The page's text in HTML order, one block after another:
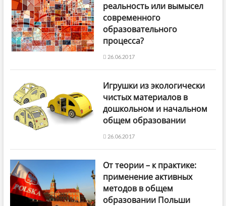
реальность или вымысел
современного
образовательного
процесса?
26.06.2017
Игрушки из экологически
чистых материалов в
дошкольном и начальном
общем образовании
26.06.2017
От теории – к практике:
применение активных
методов в общем
образовании Польши